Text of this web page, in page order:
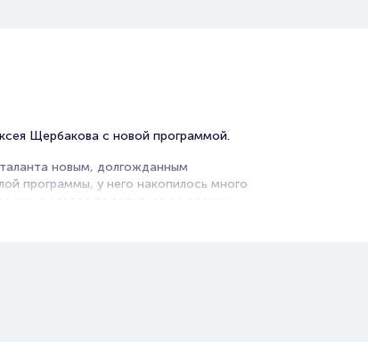
Щербакова с новой программой.
новым, долгожданным
программы, у него накопилось много
он готов поделиться со своими